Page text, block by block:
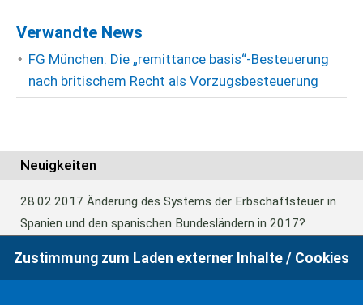
Verwandte News
FG München: Die „remittance basis“-Besteuerung
nach britischem Recht als Vorzugsbesteuerung
Neuigkeiten
28.02.2017 Änderung des Systems der Erbschaftsteuer in
Spanien und den spanischen Bundesländern in 2017?
24.06.2016Europäisches Güterrecht verabschiedet
Zustimmung zum Laden externer Inhalte / Cookies